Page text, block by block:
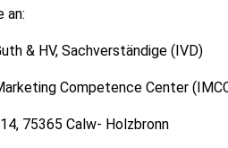
an:
& HV, Sachverständige (IVD)
Competence Center
75365 Calw- Holzbronn